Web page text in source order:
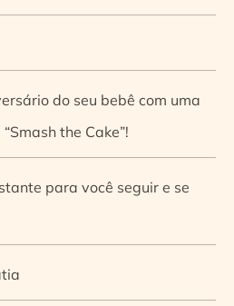
do seu bebê com uma
the Cake”!
para você seguir e se